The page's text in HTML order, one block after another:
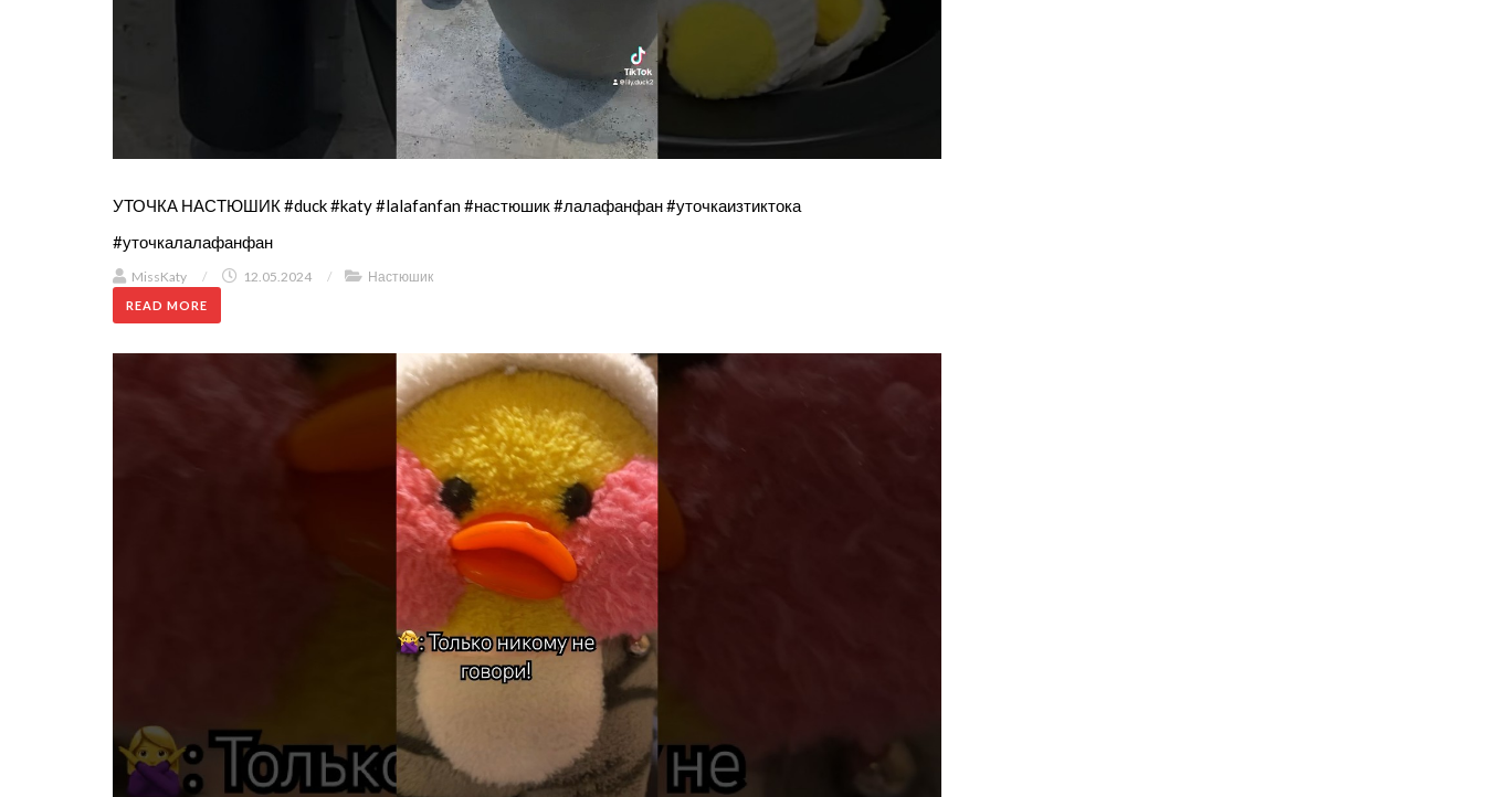
УТОЧКА НАСТЮШИК #duck #katy #lalafanfan #настюшик #лалафанфан #уточкаизтиктока
#уточкалалафанфан
MissKaty / 12.05.2024 / Настюшик
READ MORE